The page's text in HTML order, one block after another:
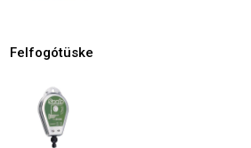
Felfogótüske